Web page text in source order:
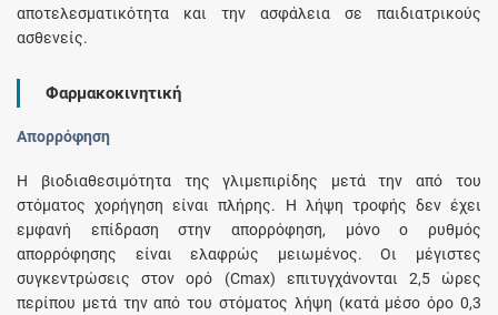
αποτελεσματικότητα και την ασφάλεια σε παιδιατρικούς
ασθενείς.
Φαρμακοκινητική
Απορρόφηση
Η βιοδιαθεσιμότητα της γλιμεπιρίδης μετά την από του
στόματος χορήγηση είναι πλήρης. Η λήψη τροφής δεν έχει
εμφανή επίδραση στην απορρόφηση, μόνο ο ρυθμός
απορρόφησης είναι ελαφρώς μειωμένος. Οι μέγιστες
συγκεντρώσεις στον ορό (Cmax) επιτυγχάνονται 2,5 ώρες
περίπου μετά την από του στόματος λήψη (κατά μέσο όρο 0,3